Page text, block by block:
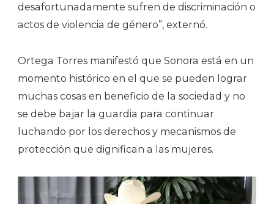
desafortunadamente sufren de discriminación o
actos de violencia de género”, externó.
Ortega Torres manifestó que Sonora está en un
momento histórico en el que se pueden lograr
muchas cosas en beneficio de la sociedad y no
se debe bajar la guardia para continuar
luchando por los derechos y mecanismos de
protección que dignifican a las mujeres.